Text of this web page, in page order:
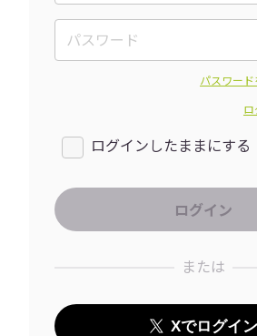
パスワー
ロ
ログインしたままにする
または
Xでログイン